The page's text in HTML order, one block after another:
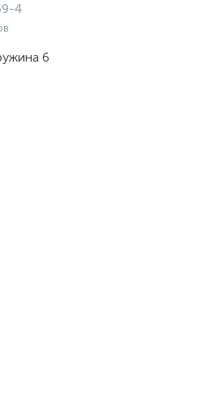
4
6